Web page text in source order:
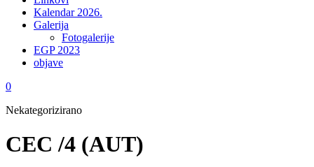
Kalendar 2026.
Galerija
Fotogalerije
EGP 2023
objave
0
Nekategorizirano
CEC /4 (AUT)